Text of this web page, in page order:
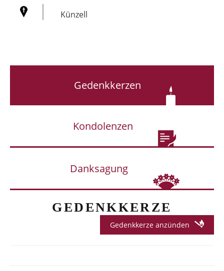
Künzell
Gedenkkerzen
Kondolenzen
Danksagung
GEDENKKERZE
Gedenkkerze anzünden